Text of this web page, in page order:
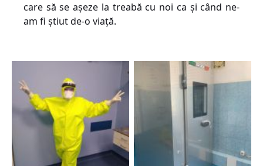
care să se așeze la treabă cu noi ca și când ne-
am fi știut de-o viață.